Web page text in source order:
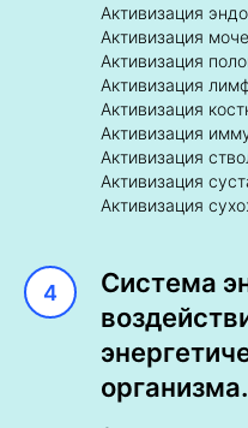
Активизация
Активизация
Активизация
Активизация
Активизация
Активизация
Активизация
Активизация
Активизация
Система
организма.